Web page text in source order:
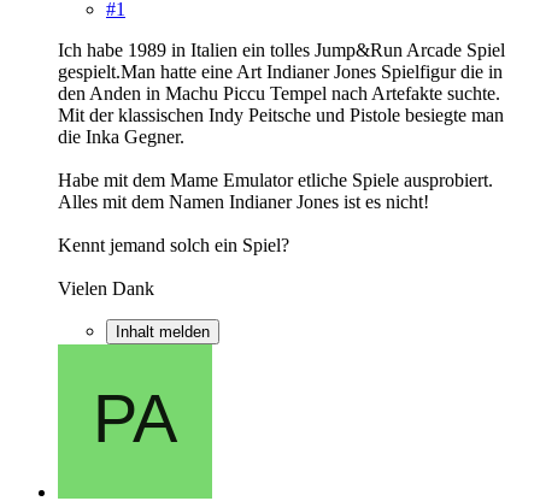
#1
Ich habe 1989 in Italien ein tolles Jump&Run Arcade Spiel
gespielt.Man hatte eine Art Indianer Jones Spielfigur die in
den Anden in Machu Piccu Tempel nach Artefakte suchte.
Mit der klassischen Indy Peitsche und Pistole besiegte man
die Inka Gegner.
Habe mit dem Mame Emulator etliche Spiele ausprobiert.
Alles mit dem Namen Indianer Jones ist es nicht!
Kennt jemand solch ein Spiel?
Vielen Dank
Inhalt melden